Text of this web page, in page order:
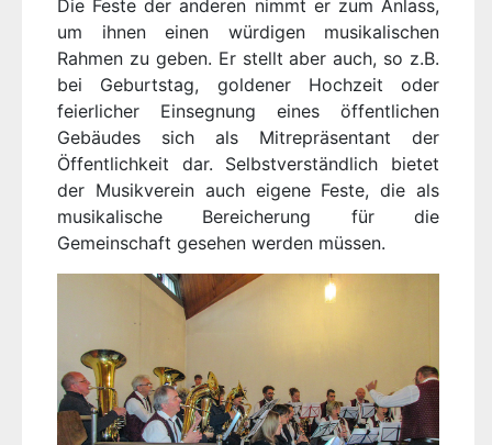
Die Feste der anderen nimmt er zum Anlass,
um ihnen einen würdigen musikalischen
Rahmen zu geben. Er stellt aber auch, so z.B.
bei Geburtstag, goldener Hochzeit oder
feierlicher Einsegnung eines öffentlichen
Gebäudes sich als Mitrepräsentant der
Öffentlichkeit dar. Selbstverständlich bietet
der Musikverein auch eigene Feste, die als
musikalische Bereicherung für die
Gemeinschaft gesehen werden müssen.